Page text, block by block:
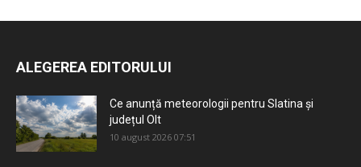
ALEGEREA EDITORULUI
Ce anunță meteorologii pentru Slatina și
județul Olt
10 august 2026 07:51